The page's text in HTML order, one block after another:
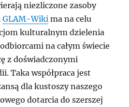
niezliczone zasoby
GLAM-Wiki ma na celu
kulturalnym dzielenia
na całym świecie
z doświadczonymi
Taka współpraca jest
dla kustoszy naszego
dotarcia do szerszej